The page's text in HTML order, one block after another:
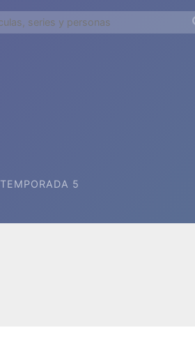
TEMPORADA 5